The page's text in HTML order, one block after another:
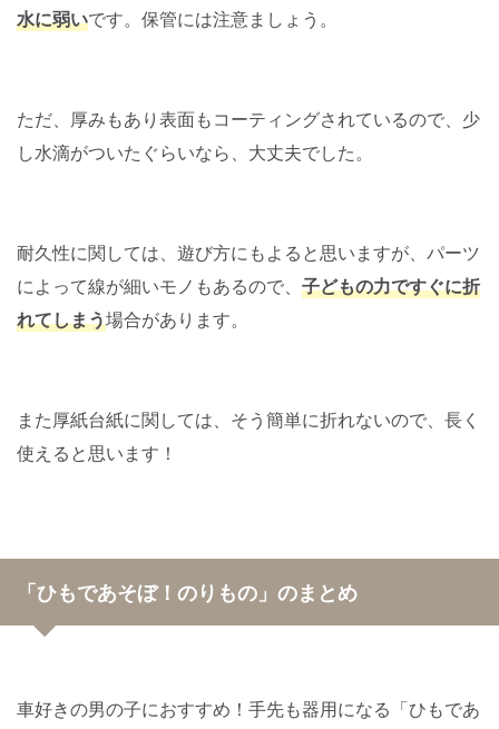
水に弱いです。保管には注意ましょう。
ただ、厚みもあり表面もコーティングされているので、少
し水滴がついたぐらいなら、大丈夫でした。
耐久性に関しては、遊び方にもよると思いますが、パーツ
によって線が細いモノもあるので、 子どもの力ですぐに折
れてしまう場合があります。
また厚紙台紙に関しては、そう簡単に折れないので、長く
使えると思います！
「ひもであそぼ！のりもの」のまとめ
車好きの男の子におすすめ！手先も器用になる「ひもであ